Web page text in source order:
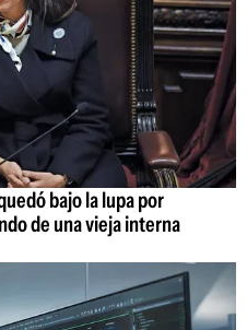
bajo la lupa por
de una vieja interna